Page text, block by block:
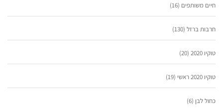
חיים משותפים (16)
חרבות ברזל (130)
טוקיו 2020 (20)
טוקיו 2020 ראשי (19)
כחול לבן (6)